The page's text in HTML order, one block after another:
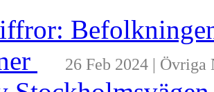
26 Feb 2024 | Övriga